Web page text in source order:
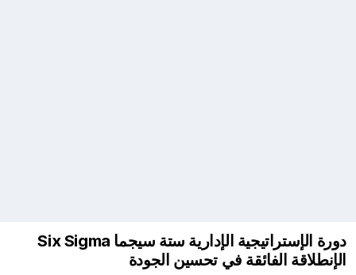
دورة الإستراتيجية الإدارية ستة سيجما Six Sigma
الإنطلاقة الفائقة في تحسين الجودة